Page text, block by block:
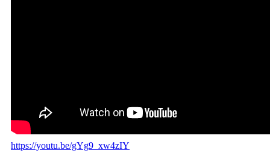
https://youtu.be/gYg9_xw4zIY